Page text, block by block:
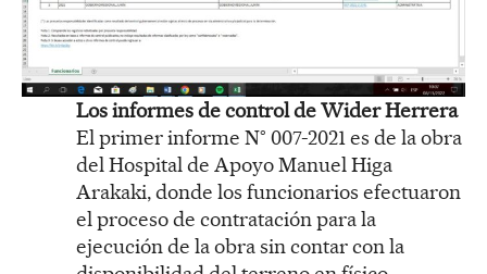
Los informes de control de Wider Herrera
El primer informe N° 007-2021 es de la obra
del Hospital de Apoyo Manuel Higa
Arakaki, donde los funcionarios efectuaron
el proceso de contratación para la
ejecución de la obra sin contar con la